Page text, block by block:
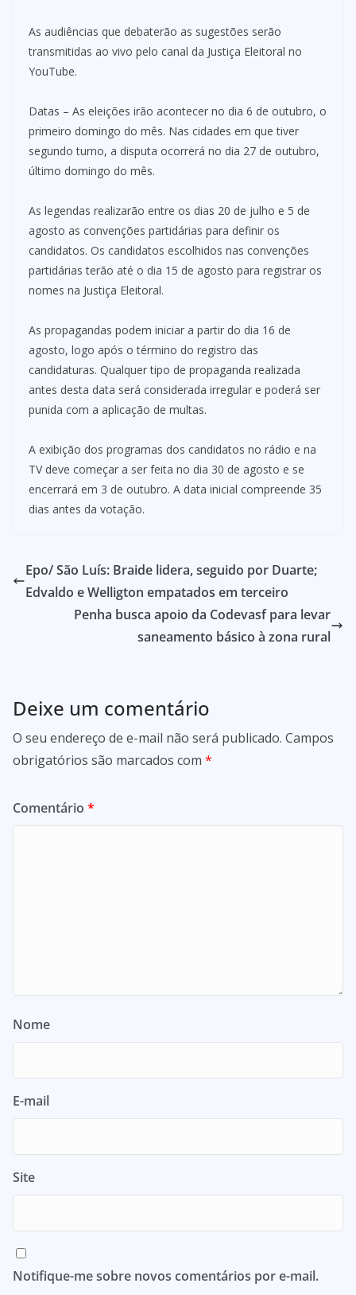
As audiências que debaterão as sugestões serão
transmitidas ao vivo pelo canal da Justiça Eleitoral no
YouTube.
Datas – As eleições irão acontecer no dia 6 de outubro, o
primeiro domingo do mês. Nas cidades em que tiver
segundo turno, a disputa ocorrerá no dia 27 de outubro,
último domingo do mês.
As legendas realizarão entre os dias 20 de julho e 5 de
agosto as convenções partidárias para definir os
candidatos. Os candidatos escolhidos nas convenções
partidárias terão até o dia 15 de agosto para registrar os
nomes na Justiça Eleitoral.
As propagandas podem iniciar a partir do dia 16 de
agosto, logo após o término do registro das
candidaturas. Qualquer tipo de propaganda realizada
antes desta data será considerada irregular e poderá ser
punida com a aplicação de multas.
A exibição dos programas dos candidatos no rádio e na
TV deve começar a ser feita no dia 30 de agosto e se
encerrará em 3 de outubro. A data inicial compreende 35
dias antes da votação.
Epo/ São Luís: Braide lidera, seguido por Duarte;
Edvaldo e Welligton empatados em terceiro
Penha busca apoio da Codevasf para levar
saneamento básico à zona rural
Deixe um comentário
O seu endereço de e-mail não será publicado. Campos
obrigatórios são marcados com *
Comentário *
Nome
E-mail
Site
Notifique-me sobre novos comentários por e-mail.